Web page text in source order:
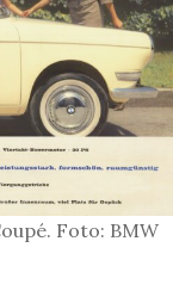
Foto: BMW